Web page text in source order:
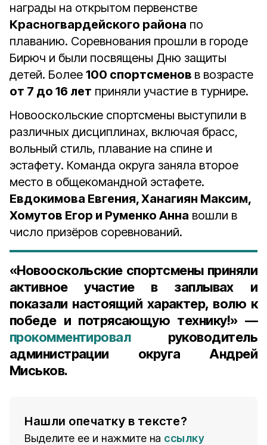
награды на открытом первенстве
Красногвардейского района по
плаванию. Соревнования прошли в городе
Бирюч и были посвящены Дню защиты
детей. Более 100 спортсменов в возрасте
от 7 до 16 лет приняли участие в турнире.
Новооскольские спортсмены выступили в
различных дисциплинах, включая брасс,
вольный стиль, плавание на спине и
эстафету. Команда округа заняла второе
место в общекомандной эстафете.
Евдокимова Евгения, Ханагиян Максим,
Хомутов Егор и Руменко Анна вошли в
число призёров соревнований.
«Новооскольские спортсмены приняли
активное участие в заплывах и
показали настоящий характер, волю к
победе и потрясающую технику!» —
прокомментировалруководитель
администрации округа Андрей
Миськов.
Нашли опечатку в тексте?
Выделите ее и нажмите на ссылку